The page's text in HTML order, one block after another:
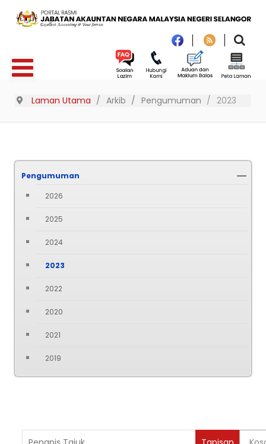
Laman Utama Arkib Pengumuman 2023
Pengumuman
2026
2025
2024
2023
2022
2020
2021
2019